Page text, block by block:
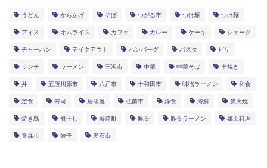
うどん からあげ そば つがる市 つけ麵 つけ麺
アイス オムライス カフェ カレー ケーキ シェーク
チャーハン テイクアウト ハンバーグ パスタ ピザ
ランチ ラーメン 三沢市 中華 中華そば 串焼き
丼 五所川原市 八戸市 十和田市 味噌ラーメン 和食
定食 寿司 居酒屋 弘前市 洋食 海鮮 炭火焼
焼き鳥 煮干し 藤崎町 豚骨 豚骨ラーメン 郷土料理
青森市 餃子 黒石市